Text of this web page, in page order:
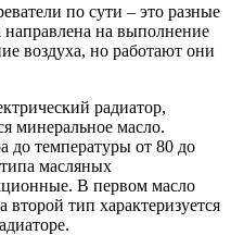
по сути – это разные
на выполнение
воздуха, но работают они
радиатор,
минеральное масло.
до температуры от 80 до
масляных
В первом масло
второй тип характеризуется